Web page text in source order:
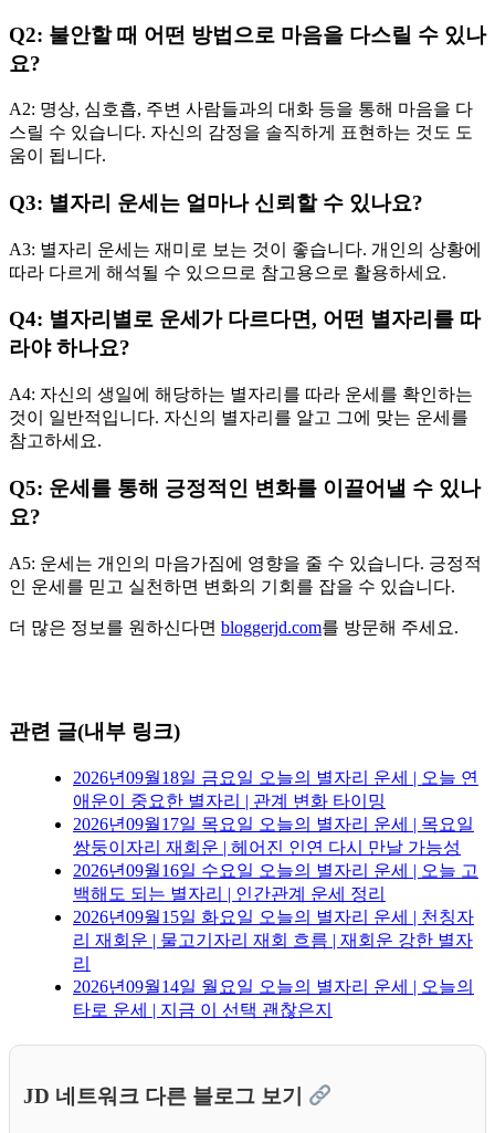
Q2: 불안할 때 어떤 방법으로 마음을 다스릴 수 있나
요?
A2: 명상, 심호흡, 주변 사람들과의 대화 등을 통해 마음을 다
스릴 수 있습니다. 자신의 감정을 솔직하게 표현하는 것도 도
움이 됩니다.
Q3: 별자리 운세는 얼마나 신뢰할 수 있나요?
A3: 별자리 운세는 재미로 보는 것이 좋습니다. 개인의 상황에
따라 다르게 해석될 수 있으므로 참고용으로 활용하세요.
Q4: 별자리별로 운세가 다르다면, 어떤 별자리를 따
라야 하나요?
A4: 자신의 생일에 해당하는 별자리를 따라 운세를 확인하는
것이 일반적입니다. 자신의 별자리를 알고 그에 맞는 운세를
참고하세요.
Q5: 운세를 통해 긍정적인 변화를 이끌어낼 수 있나
요?
A5: 운세는 개인의 마음가짐에 영향을 줄 수 있습니다. 긍정적
인 운세를 믿고 실천하면 변화의 기회를 잡을 수 있습니다.
더 많은 정보를 원하신다면 bloggerjd.com를 방문해 주세요.
관련 글(내부 링크)
2026년09월18일 금요일 오늘의 별자리 운세 | 오늘 연
애운이 중요한 별자리 | 관계 변화 타이밍
2026년09월17일 목요일 오늘의 별자리 운세 | 목요일
쌍둥이자리 재회운 | 헤어진 인연 다시 만날 가능성
2026년09월16일 수요일 오늘의 별자리 운세 | 오늘 고
백해도 되는 별자리 | 인간관계 운세 정리
2026년09월15일 화요일 오늘의 별자리 운세 | 천칭자
리 재회운 | 물고기자리 재회 흐름 | 재회운 강한 별자
리
2026년09월14일 월요일 오늘의 별자리 운세 | 오늘의
타로 운세 | 지금 이 선택 괜찮은지
JD 네트워크 다른 블로그 보기